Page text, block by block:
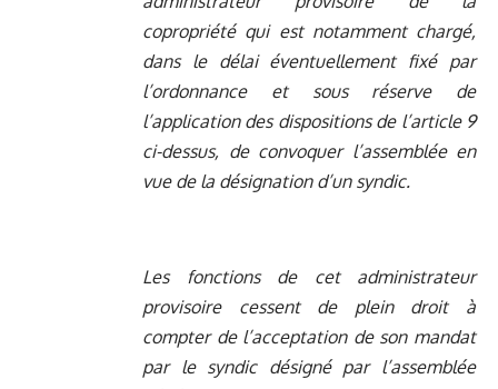
copropriété qui est notamment chargé,
dans le délai éventuellement fixé par
l’ordonnance et sous réserve de
l’application des dispositions de l’article 9
ci-dessus, de convoquer l’assemblée en
vue de la désignation d’un syndic.
Les fonctions de cet administrateur
provisoire cessent de plein droit à
compter de l’acceptation de son mandat
par le syndic désigné par l’assemblée